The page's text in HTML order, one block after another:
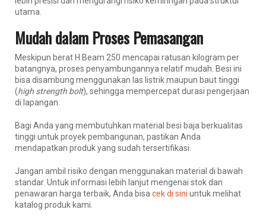
utama.
Mudah dalam Proses Pemasangan
Meskipun berat H Beam 250 mencapai ratusan kilogram per
batangnya, proses penyambungannya relatif mudah. Besi ini
bisa disambung menggunakan las listrik maupun baut tinggi
(high strength bolt), sehingga mempercepat durasi pengerjaan
di lapangan.
Bagi Anda yang membutuhkan material besi baja berkualitas
tinggi untuk proyek pembangunan, pastikan Anda
mendapatkan produk yang sudah tersertifikasi.
Jangan ambil risiko dengan menggunakan material di bawah
standar. Untuk informasi lebih lanjut mengenai stok dan
penawaran harga terbaik, Anda bisa cek di sini untuk melihat
katalog produk kami.